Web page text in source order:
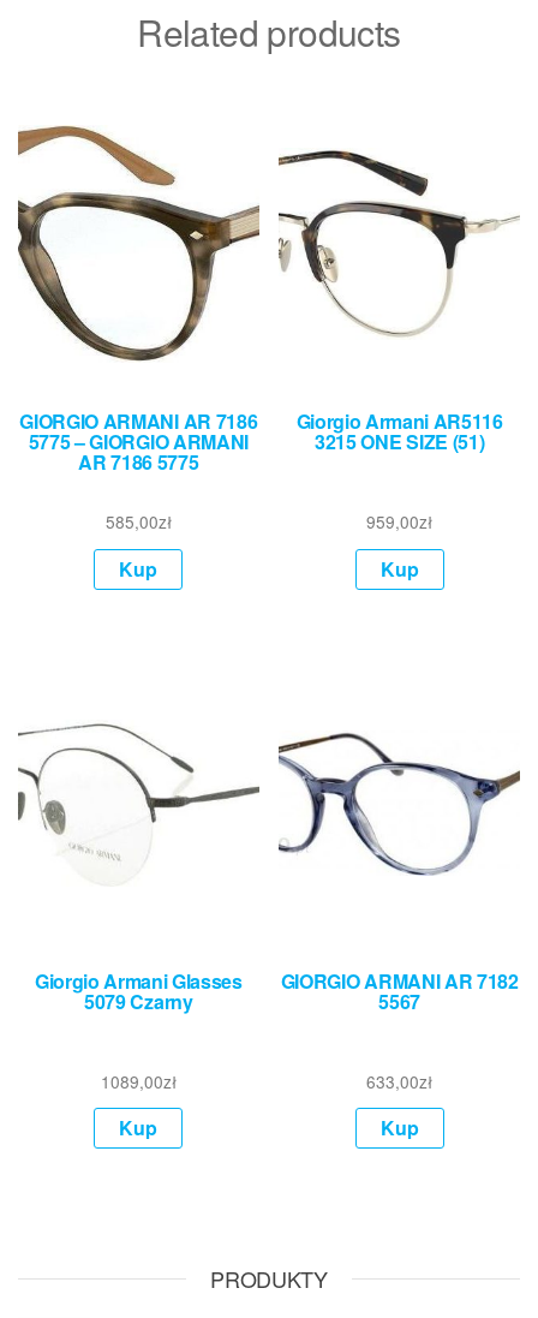
Related products
GIORGIO ARMANI AR 7186
5775 – GIORGIO ARMANI
AR 7186 5775
585,00zł
Kup
Giorgio Armani AR5116
3215 ONE SIZE (51)
959,00zł
Kup
Giorgio Armani Glasses
5079 Czarny
1089,00zł
Kup
GIORGIO ARMANI AR 7182
5567
633,00zł
Kup
PRODUKTY